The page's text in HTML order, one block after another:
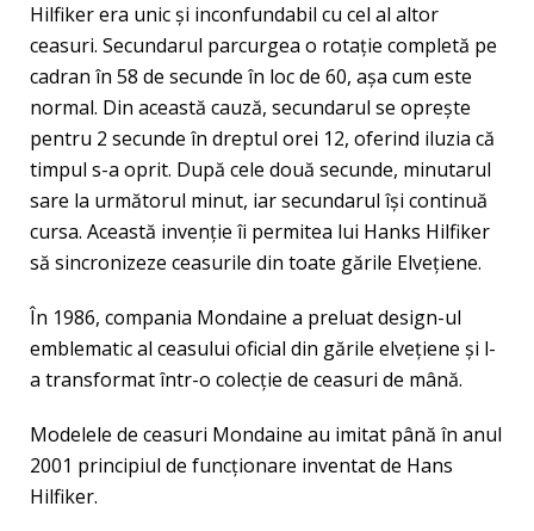
Hilfiker era unic şi inconfundabil cu cel al altor
ceasuri. Secundarul parcurgea o rotaţie completă pe
cadran în 58 de secunde în loc de 60, aşa cum este
normal. Din această cauză, secundarul se opreşte
pentru 2 secunde în dreptul orei 12, oferind iluzia că
timpul s-a oprit. După cele două secunde, minutarul
sare la următorul minut, iar secundarul îşi continuă
cursa. Această invenţie îi permitea lui Hanks Hilfiker
să sincronizeze ceasurile din toate gările Elveţiene.
În 1986, compania Mondaine a preluat design-ul
emblematic al ceasului oficial din gările elveţiene şi l-
a transformat într-o colecţie de ceasuri de mână.
Modelele de ceasuri Mondaine au imitat până în anul
2001 principiul de funcţionare inventat de Hans
Hilfiker.